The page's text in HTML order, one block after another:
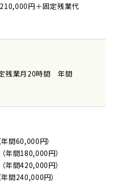
円＋固定残業代
残業月20時間 年間
間60,000円）
年間180,000円）
年間420,000円）
間240,000円）